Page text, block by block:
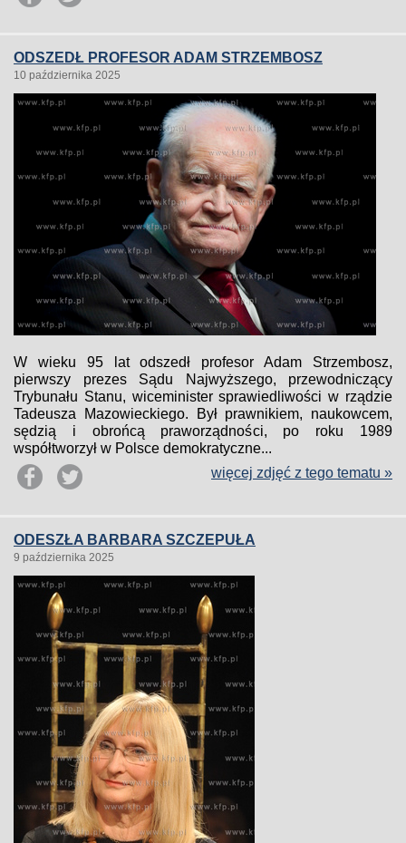
ODSZEDŁ PROFESOR ADAM STRZEMBOSZ
10 października 2025
W wieku 95 lat odszedł profesor Adam Strzembosz,
pierwszy prezes Sądu Najwyższego, przewodniczący
Trybunału Stanu, wiceminister sprawiedliwości w rządzie
Tadeusza Mazowieckiego. Był prawnikiem, naukowcem,
sędzią i obrońcą praworządności, po roku 1989
współtworzył w Polsce demokratyczne...
więcej zdjęć z tego tematu »
ODESZŁA BARBARA SZCZEPUŁA
9 października 2025